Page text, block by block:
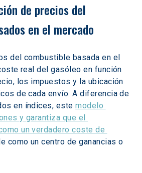
de precios del
en el mercado
del combustible basada en el
real del gasóleo en función
los impuestos y la ubicación
de cada envío. A diferencia de
en índices, este modelo
y garantiza que el
un verdadero coste de
como un centro de ganancias o